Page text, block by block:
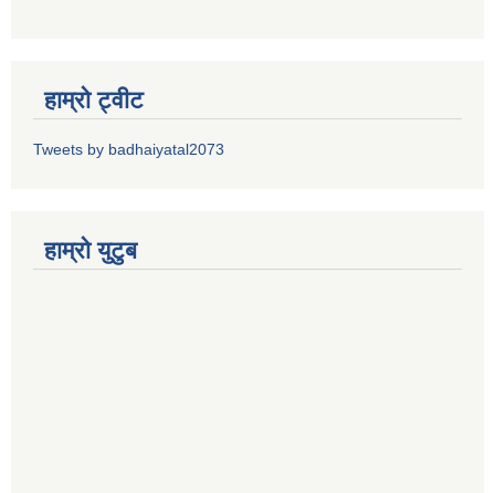
हाम्रो ट्वीट
Tweets by badhaiyatal2073
हाम्रो युटुब